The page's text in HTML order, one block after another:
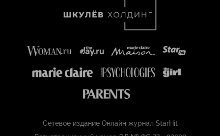
Сетевое издание Онлайн журнал StarHit